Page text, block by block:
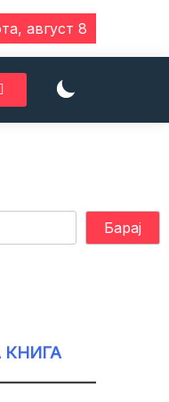
август 8
Барај
КНИГА